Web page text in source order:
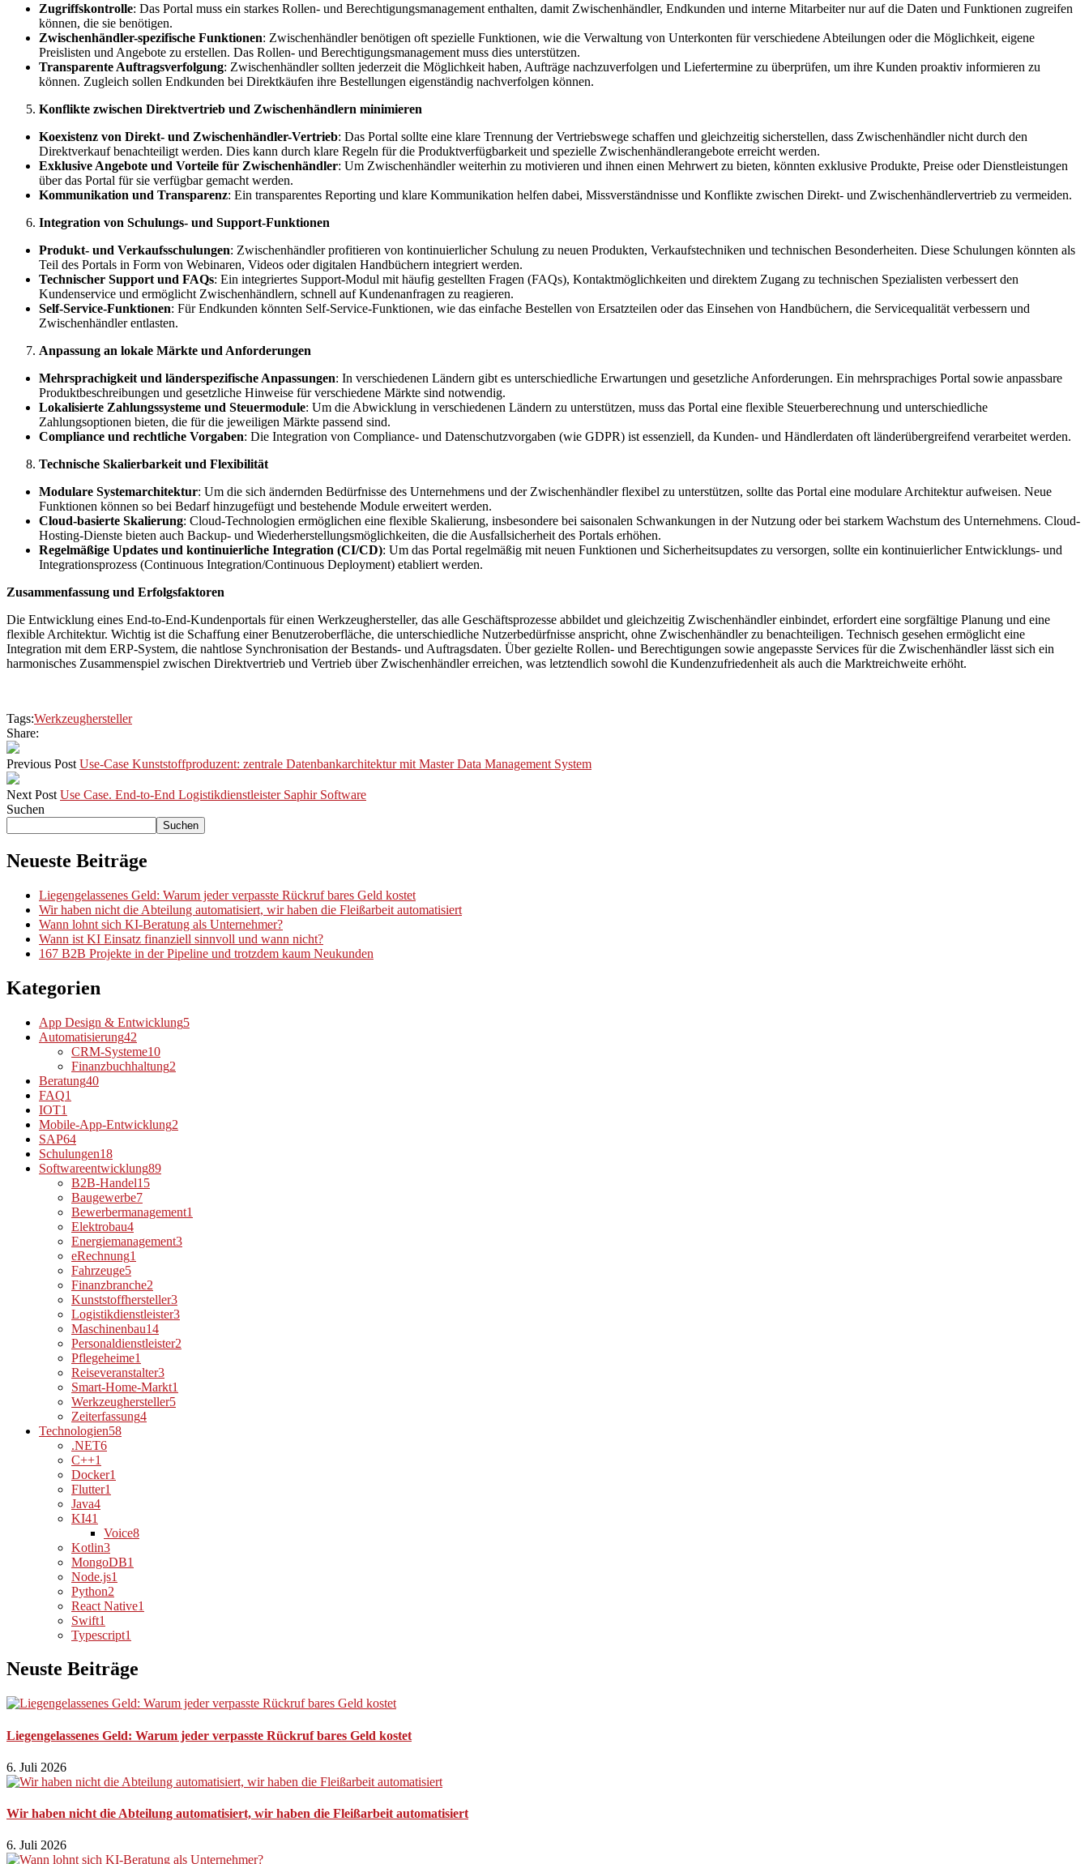
Zugriffskontrolle: Das Portal muss ein starkes Rollen- und Berechtigungsmanagement enthalten, damit Zwischenhändler, Endkunden und interne Mitarbeiter nur auf die Daten und Funktionen zugreifen
können, die sie benötigen.
Zwischenhändler-spezifische Funktionen: Zwischenhändler benötigen oft spezielle Funktionen, wie die Verwaltung von Unterkonten für verschiedene Abteilungen oder die Möglichkeit, eigene
Preislisten und Angebote zu erstellen. Das Rollen- und Berechtigungsmanagement muss dies unterstützen.
Transparente Auftragsverfolgung: Zwischenhändler sollten jederzeit die Möglichkeit haben, Aufträge nachzuverfolgen und Liefertermine zu überprüfen, um ihre Kunden proaktiv informieren zu
können. Zugleich sollen Endkunden bei Direktkäufen ihre Bestellungen eigenständig nachverfolgen können.
Konflikte zwischen Direktvertrieb und Zwischenhändlern minimieren
Koexistenz von Direkt- und Zwischenhändler-Vertrieb: Das Portal sollte eine klare Trennung der Vertriebswege schaffen und gleichzeitig sicherstellen, dass Zwischenhändler nicht durch den
Direktverkauf benachteiligt werden. Dies kann durch klare Regeln für die Produktverfügbarkeit und spezielle Zwischenhändlerangebote erreicht werden.
Exklusive Angebote und Vorteile für Zwischenhändler: Um Zwischenhändler weiterhin zu motivieren und ihnen einen Mehrwert zu bieten, könnten exklusive Produkte, Preise oder Dienstleistungen
über das Portal für sie verfügbar gemacht werden.
Kommunikation und Transparenz: Ein transparentes Reporting und klare Kommunikation helfen dabei, Missverständnisse und Konflikte zwischen Direkt- und Zwischenhändlervertrieb zu vermeiden.
Integration von Schulungs- und Support-Funktionen
Produkt- und Verkaufsschulungen: Zwischenhändler profitieren von kontinuierlicher Schulung zu neuen Produkten, Verkaufstechniken und technischen Besonderheiten. Diese Schulungen könnten als
Teil des Portals in Form von Webinaren, Videos oder digitalen Handbüchern integriert werden.
Technischer Support und FAQs: Ein integriertes Support-Modul mit häufig gestellten Fragen (FAQs), Kontaktmöglichkeiten und direktem Zugang zu technischen Spezialisten verbessert den
Kundenservice und ermöglicht Zwischenhändlern, schnell auf Kundenanfragen zu reagieren.
Self-Service-Funktionen: Für Endkunden könnten Self-Service-Funktionen, wie das einfache Bestellen von Ersatzteilen oder das Einsehen von Handbüchern, die Servicequalität verbessern und
Zwischenhändler entlasten.
Anpassung an lokale Märkte und Anforderungen
Mehrsprachigkeit und länderspezifische Anpassungen: In verschiedenen Ländern gibt es unterschiedliche Erwartungen und gesetzliche Anforderungen. Ein mehrsprachiges Portal sowie anpassbare
Produktbeschreibungen und gesetzliche Hinweise für verschiedene Märkte sind notwendig.
Lokalisierte Zahlungssysteme und Steuermodule: Um die Abwicklung in verschiedenen Ländern zu unterstützen, muss das Portal eine flexible Steuerberechnung und unterschiedliche
Zahlungsoptionen bieten, die für die jeweiligen Märkte passend sind.
Compliance und rechtliche Vorgaben: Die Integration von Compliance- und Datenschutzvorgaben (wie GDPR) ist essenziell, da Kunden- und Händlerdaten oft länderübergreifend verarbeitet werden.
Technische Skalierbarkeit und Flexibilität
Modulare Systemarchitektur: Um die sich ändernden Bedürfnisse des Unternehmens und der Zwischenhändler flexibel zu unterstützen, sollte das Portal eine modulare Architektur aufweisen. Neue
Funktionen können so bei Bedarf hinzugefügt und bestehende Module erweitert werden.
Cloud-basierte Skalierung: Cloud-Technologien ermöglichen eine flexible Skalierung, insbesondere bei saisonalen Schwankungen in der Nutzung oder bei starkem Wachstum des Unternehmens. Cloud-
Hosting-Dienste bieten auch Backup- und Wiederherstellungsmöglichkeiten, die die Ausfallsicherheit des Portals erhöhen.
Regelmäßige Updates und kontinuierliche Integration (CI/CD): Um das Portal regelmäßig mit neuen Funktionen und Sicherheitsupdates zu versorgen, sollte ein kontinuierlicher Entwicklungs- und
Integrationsprozess (Continuous Integration/Continuous Deployment) etabliert werden.
Zusammenfassung und Erfolgsfaktoren
Die Entwicklung eines End-to-End-Kundenportals für einen Werkzeughersteller, das alle Geschäftsprozesse abbildet und gleichzeitig Zwischenhändler einbindet, erfordert eine sorgfältige Planung und eine
flexible Architektur. Wichtig ist die Schaffung einer Benutzeroberfläche, die unterschiedliche Nutzerbedürfnisse anspricht, ohne Zwischenhändler zu benachteiligen. Technisch gesehen ermöglicht eine
Integration mit dem ERP-System, die nahtlose Synchronisation der Bestands- und Auftragsdaten. Über gezielte Rollen- und Berechtigungen sowie angepasste Services für die Zwischenhändler lässt sich ein
harmonisches Zusammenspiel zwischen Direktvertrieb und Vertrieb über Zwischenhändler erreichen, was letztendlich sowohl die Kundenzufriedenheit als auch die Marktreichweite erhöht.
Tags:Werkzeughersteller
Share:
Previous Post Use-Case Kunststoffproduzent: zentrale Datenbankarchitektur mit Master Data Management System
Next Post Use Case. End-to-End Logistikdienstleister Saphir Software
Suchen
Suchen
Neueste Beiträge
Liegengelassenes Geld: Warum jeder verpasste Rückruf bares Geld kostet
Wir haben nicht die Abteilung automatisiert, wir haben die Fleißarbeit automatisiert
Wann lohnt sich KI-Beratung als Unternehmer?
Wann ist KI Einsatz finanziell sinnvoll und wann nicht?
167 B2B Projekte in der Pipeline und trotzdem kaum Neukunden
Kategorien
App Design & Entwicklung5
Automatisierung42
CRM-Systeme10
Finanzbuchhaltung2
Beratung40
FAQ1
IOT1
Mobile-App-Entwicklung2
SAP64
Schulungen18
Softwareentwicklung89
B2B-Handel15
Baugewerbe7
Bewerbermanagement1
Elektrobau4
Energiemanagement3
eRechnung1
Fahrzeuge5
Finanzbranche2
Kunststoffhersteller3
Logistikdienstleister3
Maschinenbau14
Personaldienstleister2
Pflegeheime1
Reiseveranstalter3
Smart-Home-Markt1
Werkzeughersteller5
Zeiterfassung4
Technologien58
.NET6
C++1
Docker1
Flutter1
Java4
KI41
Voice8
Kotlin3
MongoDB1
Node.js1
Python2
React Native1
Swift1
Typescript1
Neuste Beiträge
Liegengelassenes Geld: Warum jeder verpasste Rückruf bares Geld kostet
6. Juli 2026
Wir haben nicht die Abteilung automatisiert, wir haben die Fleißarbeit automatisiert
6. Juli 2026